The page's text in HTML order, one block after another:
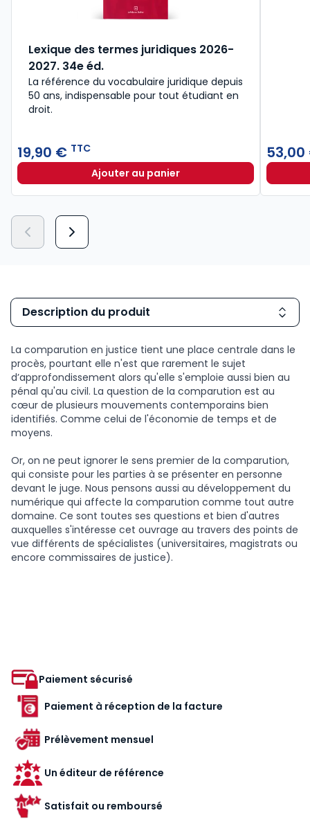
Lexique des termes juridiques 2026-
2027. 34e éd.
La référence du vocabulaire juridique depuis
50 ans, indispensable pour tout étudiant en
droit.​
19,90 € TTC
Ajouter au panierLexique des termes juridiques
Description du produit
La comparution en justice tient une place centrale dans le
procès, pourtant elle n'est que rarement le sujet
d’approfondissement alors qu'elle s'emploie aussi bien au
pénal qu'au civil. La question de la comparution est au
cœur de plusieurs mouvements contemporains bien
identifiés. Comme celui de l'économie de temps et de
moyens.
Or, on ne peut ignorer le sens premier de la comparution,
qui consiste pour les parties à se présenter en personne
devant le juge. Nous pensons aussi au développement du
numérique qui affecte la comparution comme tout autre
domaine. Ce sont toutes ses questions et bien d'autres
auxquelles s'intéresse cet ouvrage au travers des points de
vue différents de spécialistes (universitaires, magistrats ou
encore commissaires de justice).
Paiement sécurisé
Paiement à réception de la facture
Prélèvement mensuel
Un éditeur de référence
Satisfait ou remboursé